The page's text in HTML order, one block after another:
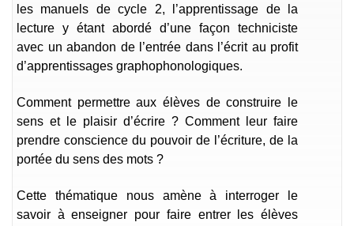
les manuels de cycle 2, l’apprentissage de la
lecture y étant abordé d’une façon techniciste
avec un abandon de l’entrée dans l’écrit au profit
d’apprentissages graphophonologiques.
Comment permettre aux élèves de construire le
sens et le plaisir d’écrire ? Comment leur faire
prendre conscience du pouvoir de l’écriture, de la
portée du sens des mots ?
Cette thématique nous amène à interroger le
savoir à enseigner pour faire entrer les élèves